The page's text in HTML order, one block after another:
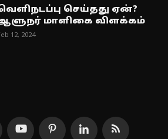
செய்தது ஏன்?
மாளிகை விளக்கம்
12, 2024